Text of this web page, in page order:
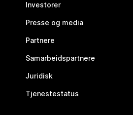
Investorer
Presse og media
Partnere
Samarbeidspartnere
Juridisk
Tjenestestatus